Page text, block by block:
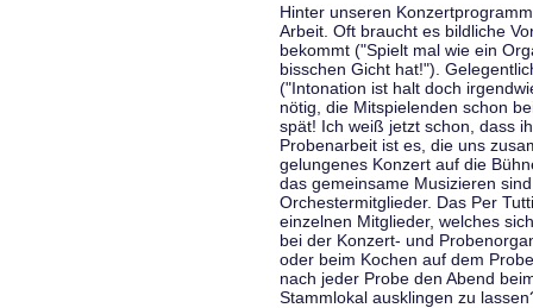
Hinter unseren
Arbeit. Oft braucht es bildliche
bekommt ("Spielt mal wie ein
bisschen Gicht hat!").
("Intonation ist halt doch
nötig, die Mitspielenden schon
spät! Ich weiß jetzt schon, dass
Probenarbeit ist es, die uns
gelungenes Konzert auf die
das gemeinsame Musizieren
Orchestermitglieder. Das Per
einzelnen Mitglieder, welches
bei der Konzert- und
oder beim Kochen auf dem
nach jeder Probe den Abend
Stammlokal ausklingen zu